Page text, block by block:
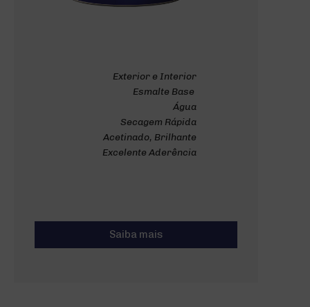
Exterior e Interior
Esmalte Base
Água
Secagem Rápida
Acetinado, Brilhante
Excelente Aderência
Saiba mais